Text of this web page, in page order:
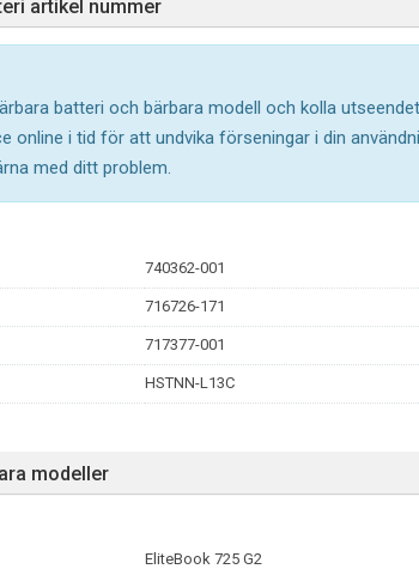
artikel nummer
batteri och bärbara modell och kolla
online i tid för att undvika förseningar i din
med ditt problem.
740362-001
716726-171
717377-001
HSTNN-L13C
modeller
EliteBook 725 G2